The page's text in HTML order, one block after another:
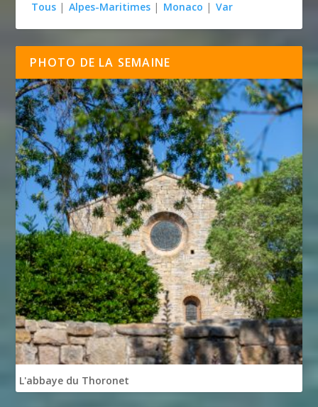
Tous | Alpes-Maritimes | Monaco | Var
PHOTO DE LA SEMAINE
L'abbaye du Thoronet